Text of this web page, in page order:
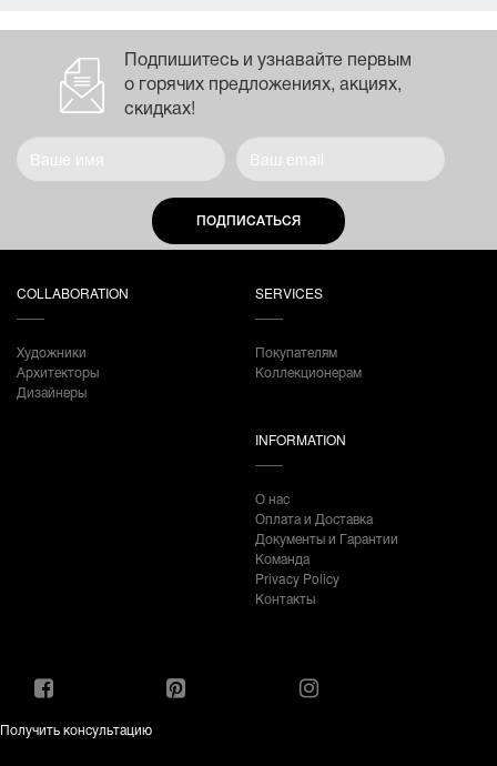
Подпишитесь и узнавайте первым
о горячих предложениях, акциях,
скидках!
ПОДПИСАТЬСЯ
COLLABORATION
Художники
Архитекторы
Дизайнеры
SERVICES
Покупателям
Коллекционерам
INFORMATION
О нас
Оплата и Доставка
Документы и Гарантии
Команда
Privacy Policy
Контакты
Получить консультацию